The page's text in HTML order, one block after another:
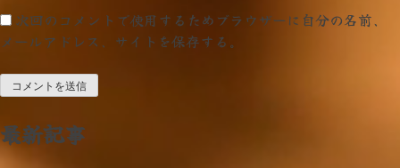
次回のコメントで使用するためブラウザーに自分の名前、
メールアドレス、サイトを保存する。
最新記事